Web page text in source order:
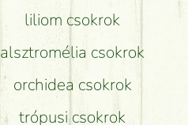
liliom csokrok
alsztromélia csokrok
orchidea csokrok
trópusi csokrok